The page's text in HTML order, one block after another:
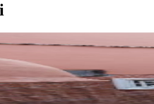
Fès : quelle ville visiter
: quelle ville impériale visiter